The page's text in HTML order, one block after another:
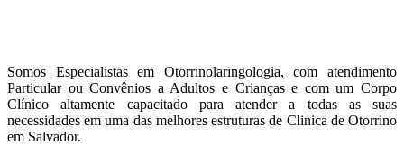
Somos Especialistas em Otorrinolaringologia, com atendimento
Particular ou Convênios a Adultos e Crianças e com um Corpo
Clínico altamente capacitado para atender a todas as suas
necessidades em uma das melhores estruturas de Clinica de Otorrino
em Salvador.